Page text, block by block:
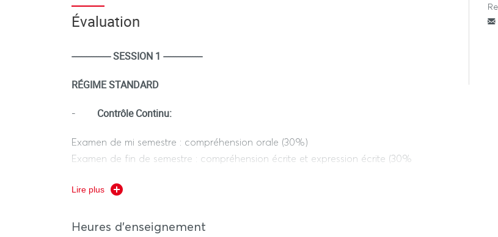
Évaluation
---------------- SESSION 1 ----------------
RÉGIME STANDARD
- Contrôle Continu:
Examen de mi semestre : compréhension orale (30%)
Examen de fin de semestre : compréhension écrite et expression écrite (30%
Investissement, participation et travaux de classe (10%)
Lire plus
Heures d'enseignement